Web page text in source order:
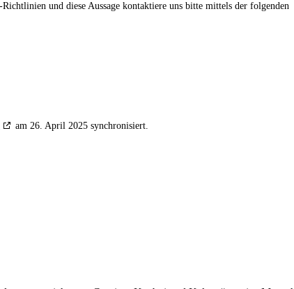
und diese Aussage kontaktiere uns bitte mittels der folgenden
am 26. April 2025 synchronisiert.